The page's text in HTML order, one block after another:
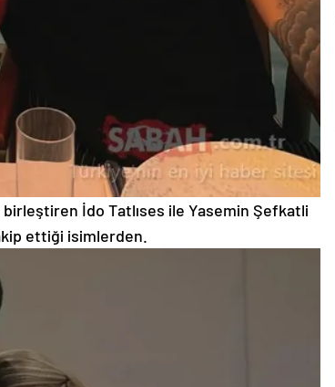
İdo Tatlıses ile Yasemin Şefkatli
ettiği isimlerden.